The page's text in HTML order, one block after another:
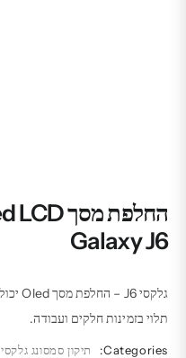
Galaxy J6
תלוי בזמינות חלקים ועבודה.
Categories:
תיקון סמסונג גלקסי